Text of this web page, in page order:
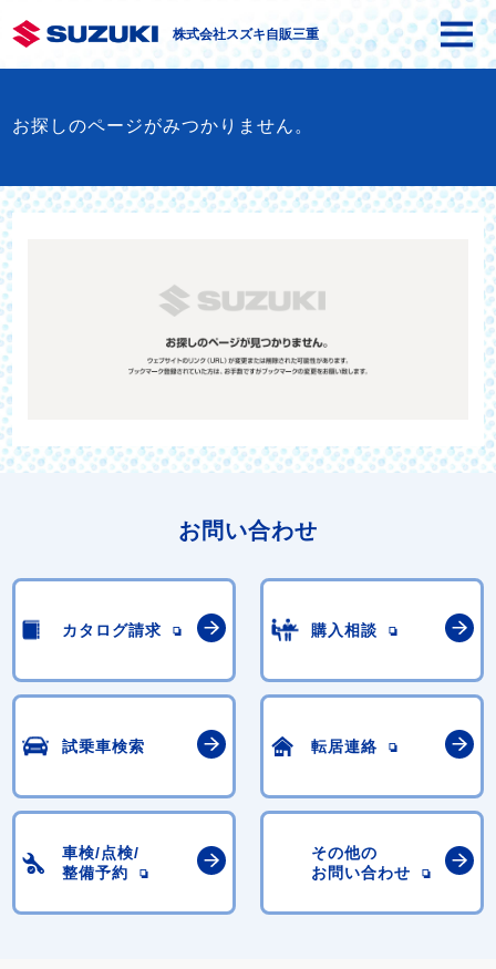
株式会社スズキ自販三重
お探しのページがみつかりません。
お問い合わせ
カタログ請求 購入相談
試乗車検索 転居連絡
車検/点検/
整備予約
その他の
お問い合わせ